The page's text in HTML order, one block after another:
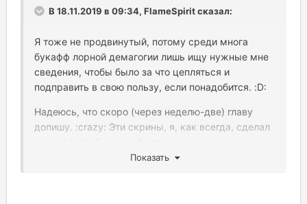
В 18.11.2019 в 09:34, FlameSpirit сказал:
Я тоже не продвинутый, потому среди многа
букафф лорной демагогии лишь ищу нужные мне
сведения, чтобы было за что цепляться и
подправить в свою пользу, если понадобится. :D:
Надеюсь, что скоро (через неделю-две) главу
допишу. :crazy: Эти скрины, я, как всегда, сделал
использовать в сюжете, и в который раз выручил
Показать